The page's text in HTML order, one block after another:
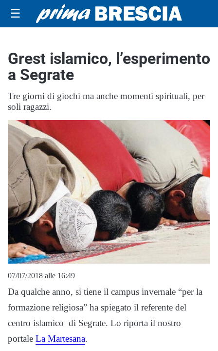
☰
Grest islamico, l’esperimento
a Segrate
Tre giorni di giochi ma anche momenti spirituali, per
soli ragazzi.
07/07/2018 alle 16:49
Da qualche anno, si tiene il campus invernale “per la
formazione religiosa” ha spiegato il referente del
centro islamico di Segrate. Lo riporta il nostro
portale La Martesana.